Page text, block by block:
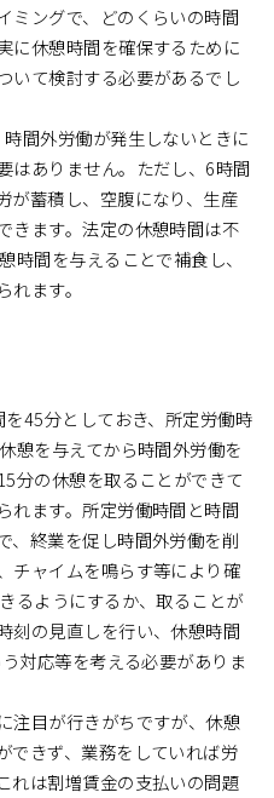
ミングで、どのくらいの時間
に休憩時間を確保するために
いて検討する必要があるでし
間外労働が発生しないときに
はありません。ただし、6時間
が蓄積し、空腹になり、生産
きます。法定の休憩時間は不
時間を与えることで補食し、
ます。
45分としておき、所定労働時
憩を与えてから時間外労働を
分の休憩を取ることができて
れます。所定労働時間と時間
、終業を促し時間外労働を削
チャイムを鳴らす等により確
るようにするか、取ることが
刻の見直しを行い、休憩時間
対応等を考える必要がありま
注目が行きがちですが、休憩
できず、業務をしていれば労
れは割増賃金の支払いの問題